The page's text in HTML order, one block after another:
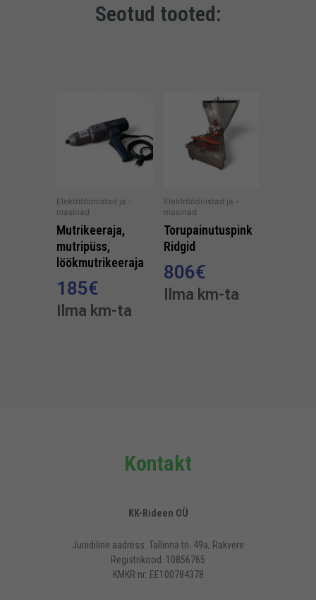
Seotud tooted:
Elektritööriistad ja -
masinad
Mutrikeeraja,
mutripüss,
löökmutrikeeraja
185€
Ilma km-ta
Elektritööriistad ja -
masinad
Torupainutuspink
Ridgid
806€
Ilma km-ta
Kontakt
KK-Rideen OÜ
Juriidiline aadress: Tallinna tn. 49a, Rakvere
Registrikood: 10856765
KMKR nr: EE100784378